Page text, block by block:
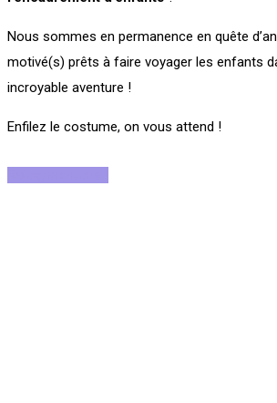
Nous sommes en permanence en quête
motivé(s) prêts à faire voyager les enfants
incroyable aventure !
Enfilez le costume, on vous attend !